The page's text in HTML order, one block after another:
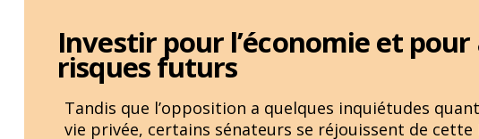
Investir pour l’économie et
risques futurs
Tandis que l’opposition a quelques inquiétudes
vie privée, certains sénateurs se réjouissent de cette